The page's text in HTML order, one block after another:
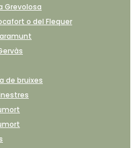
Grevolosa
o del Flequer
de bruixes